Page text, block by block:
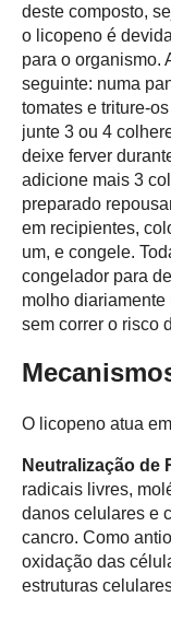
deste composto,
o licopeno é
para o organismo.
seguinte: numa
tomates e triture-
junte 3 ou 4
deixe ferver
adicione mais 3
preparado
em recipientes,
um, e congele.
congelador para
molho diariamente
sem correr o risco
O licopeno atua
Neutralização de
radicais livres,
danos celulares e
cancro. Como
oxidação das
estruturas